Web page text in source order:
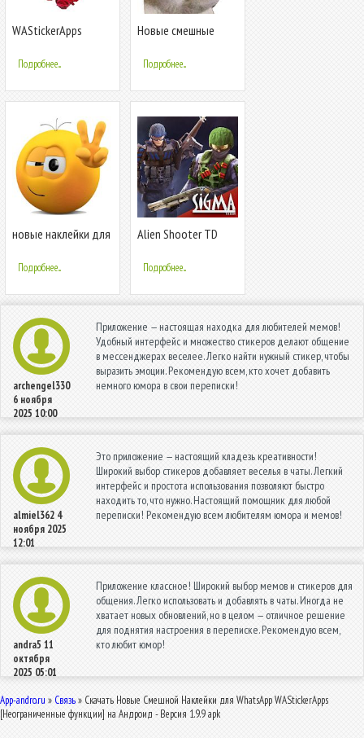
WAStickerApps
Подробнее...
Новые смешные
WAStickerApps
Подробнее...
новые наклейки для
for WhatsApp
Подробнее...
Alien Shooter TD
Подробнее...
archengel330
6 ноября
2025 10:00
Приложение — настоящая находка для любителей мемов!
Удобный интерфейс и множество стикеров делают общение
в мессенджерах веселее. Легко найти нужный стикер, чтобы
выразить эмоции. Рекомендую всем, кто хочет добавить
немного юмора в свои переписки!
almiel362 4
ноября 2025
12:01
Это приложение — настоящий кладезь креативности!
Широкий выбор стикеров добавляет веселья в чаты. Легкий
интерфейс и простота использования позволяют быстро
находить то, что нужно. Настоящий помощник для любой
переписки! Рекомендую всем любителям юмора и мемов!
andra5 11
октября
2025 05:01
Приложение классное! Широкий выбор мемов и стикеров для
общения. Легко использовать и добавлять в чаты. Иногда не
хватает новых обновлений, но в целом — отличное решение
для поднятия настроения в переписке. Рекомендую всем,
кто любит юмор!
App-andro.ru » Связь» Скачать Новые Смешной Наклейки для WhatsApp WAStickerApps
[Неограниченные функции] на Андроид - Версия 1.9.9 apk